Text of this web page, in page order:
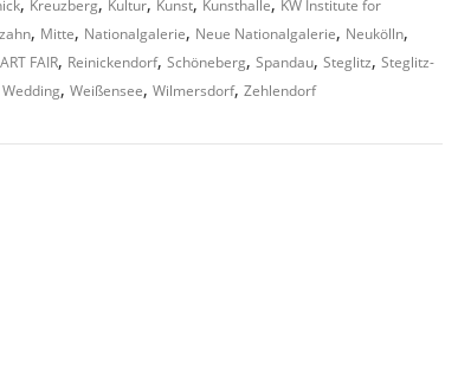
Kreuzberg Kultur Kunst Kunsthalle KW Institute for
, Mitte, Nationalgalerie, Neue Nationalgalerie, Neukölln,
FAIR, Reinickendorf, Schöneberg, Spandau, Steglitz, Steglitz-
Wedding, Weißensee, Wilmersdorf, Zehlendorf